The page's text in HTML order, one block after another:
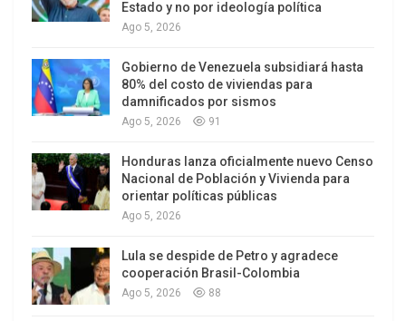
estos temas
200% desde diciembre de 2023, los salarios
universitarios apenas subieron un 90%, lo que
profundiza la pérdida del poder adquisitivo y
de contratos. La movilización busca revertir esta
situación y garantizar una universidad pública,
gratuita, inclusiva y de calidad para todos los
argentinos.
Estado y no por ideología política
Ago 5, 2026
Gobierno de Venezuela subsidiará hasta
80% del costo de viviendas para
damnificados por sismos
Ago 5, 2026 91
Honduras lanza oficialmente nuevo Censo
Nacional de Población y Vivienda para
orientar políticas públicas
Ago 5, 2026
Lula se despide de Petro y agradece
cooperación Brasil-Colombia
Ago 5, 2026 88